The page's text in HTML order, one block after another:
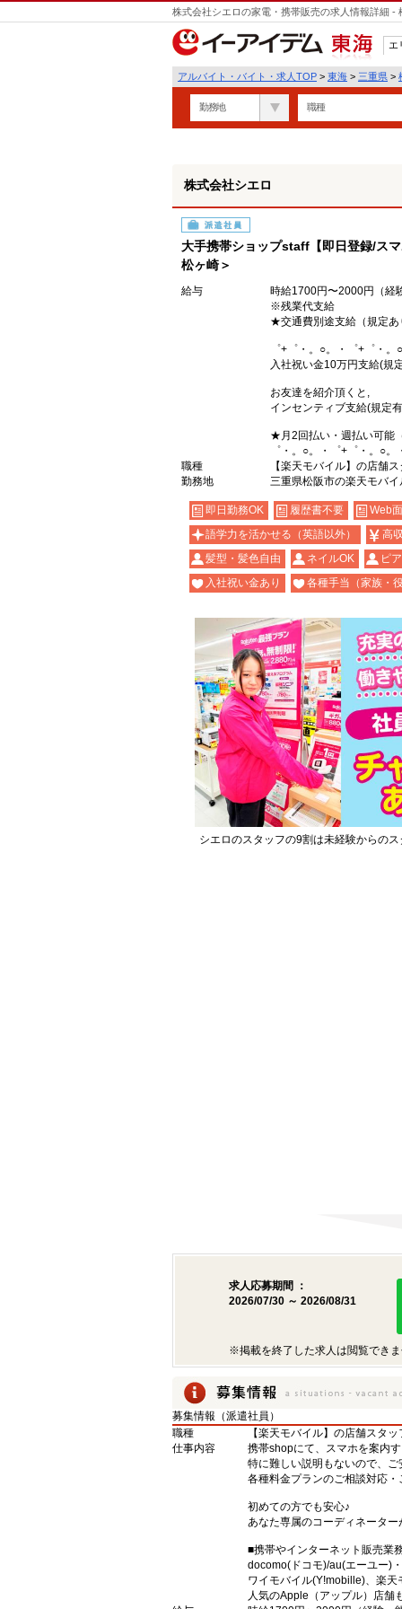
株式会社シエロの家電・携帯販売の求人情報詳細
東海
エ
アルバイト・バイト・求人TOP > 東海 > 三重県 >
勤務地 職種
株式会社シエロ
派遣社員
大手携帯ショップstaff【即日登録/ス
松ヶ崎＞
給与
時給1700円〜2000円（経
※残業代支給
★交通費別途支給（規定あ
゜+゜・。○。・゜+゜・。
入社祝い金10万円支給(規
お友達を紹介頂くと,
インセンティブ支給(規定
★月2回払い・週払い可能
゜・。○。・゜+゜・。○。
職種
【楽天モバイル】の店舗
勤務地
三重県松阪市の楽天モバ
即日勤務OK 履歴書不要
Web
語学力を活かせる（英語以外）
高
髪型・髪色自由
ネイルOK
ピ
入社祝い金あり
各種手当（家族・
シエロのスタッフの9割は未経験からのス
求人応募期間 ：
2026/07/30 ～ 2026/08/31
※掲載を終了した求人は閲覧でき
募集情報（派遣社員）
職種
【楽天モバイル】の店舗スタッ
仕事内容
携帯shopにて、スマホを案内
特に難しい説明もないので、
各種料金プランのご相談対応
初めての方でも安心♪
あなた専属のコーディネータ
■携帯やインターネット販売業
docomo(ドコモ)/au(エーユー)
ワイモバイル(Y!mobille)、楽
人気のApple（アップル）店舗